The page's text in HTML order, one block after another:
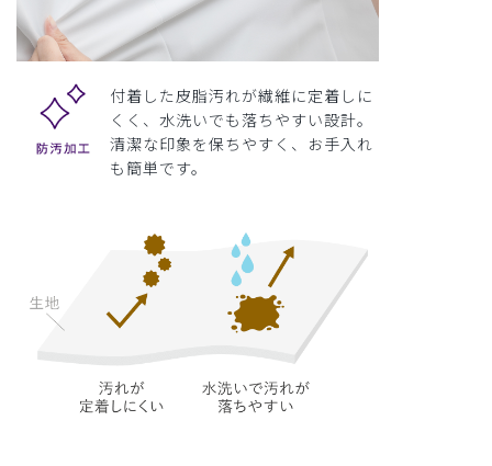
付着した皮脂汚れが繊維に定着しに
くく、水洗いでも落ちやすい設計。
清潔な印象を保ちやすく、お手入れ
も簡単です。